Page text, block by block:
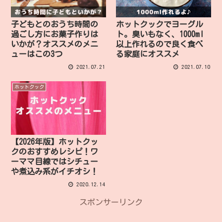
子どもとのおうち時間の
過ごし方にお菓子作りは
いかが？オススメのメニ
ューはこの3つ
2021.07.21
ホットクックでヨーグル
ト。臭いもなく、1000ml
以上作れるので良く食べ
る家庭にオススメ
2021.07.10
ホットクック
【2026年版】ホットクッ
クのおすすめレシピ！ワ
ーママ目線ではシチュー
や煮込み系がイチオシ！
2020.12.14
スポンサーリンク